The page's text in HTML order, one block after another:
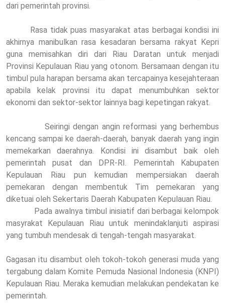
dari pemerintah provinsi.
Rasa tidak puas masyarakat atas berbagai kondisi ini
akhirnya manibulkan rasa kesadaran bersama rakyat Kepri
guna memisahkan diri dari Riau Daratan untuk menjadi
Provinsi Kepulauan Riau yang otonom. Bersamaan dengan itu
timbul pula harapan bersama akan tercapainya kesejahteraan
apabila kelak provinsi itu dapat menumbuhkan sektor
ekonomi dan sektor-sektor lainnya bagi kepetingan rakyat.
Seiringi dengan angin reformasi yang berhembus
kencang sampai ke daerah-daerah, banyak daerah yang ingin
memekarkan daerahnya. Kondisi ini disambut baik oleh
pemerintah pusat dan DPR-RI. Pemerintah Kabupaten
Kepulauan Riau pun kemudian mempersiakan daerah
pemekaran dengan membentuk Tim pemekaran yang
diketuai oleh Sekertaris Daerah Kabupaten Kepulauan Riau.
Pada awalnya timbul inisiatif dari berbagai kelompok
masyrakat Kepulauan Riau untuk menindaklanjuti aspirasi
yang tumbuh mendesak di tengah-tengah masyarakat.
Gagasan itu disambut oleh tokoh-tokoh generasi muda yang
tergabung dalam Komite Pemuda Nasional Indonesia (KNPI)
Kepulauan Riau. Meraka kemudian melakukan pendekatan ke
pemerintah.